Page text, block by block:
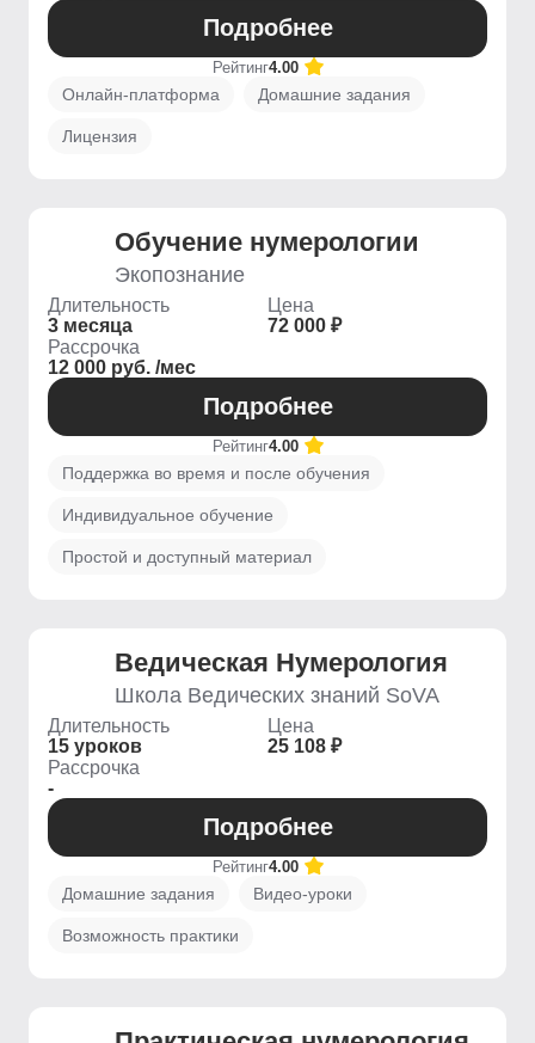
Подробнее
Рейтинг4.00
Онлайн-платформа Домашние задания
Лицензия
Обучение нумерологии
Экопознание
Длительность
3 месяца
Цена
72 000 ₽
Рассрочка
12 000 руб. /мес
Подробнее
Рейтинг4.00
Поддержка во время и после обучения
Индивидуальное обучение
Простой и доступный материал
Ведическая Нумерология
Школа Ведических знаний SoVA
Длительность
15 уроков
Цена
25 108 ₽
Рассрочка
-
Подробнее
Рейтинг4.00
Домашние задания Видео-уроки
Возможность практики